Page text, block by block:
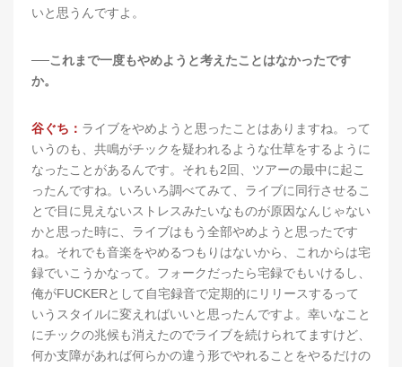
いと思うんですよ。
──これまで一度もやめようと考えたことはなかったです
か。
谷ぐち： ライブをやめようと思ったことはありますね。って
いうのも、共鳴がチックを疑われるような仕草をするように
なったことがあるんです。それも2回、ツアーの最中に起こ
ったんですね。いろいろ調べてみて、ライブに同行させるこ
とで目に見えないストレスみたいなものが原因なんじゃない
かと思った時に、ライブはもう全部やめようと思ったです
ね。それでも音楽をやめるつもりはないから、これからは宅
録でいこうかなって。フォークだったら宅録でもいけるし、
俺がFUCKERとして自宅録音で定期的にリリースするって
いうスタイルに変えればいいと思ったんですよ。幸いなこと
にチックの兆候も消えたのでライブを続けられてますけど、
何か支障があれば何らかの違う形でやれることをやるだけの